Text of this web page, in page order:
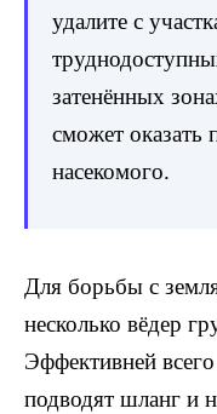
удалите с
затенённых
сможет оказать
насекомого.
Для борьбы с
несколько вёдер
Эффективней
подводят шланг и